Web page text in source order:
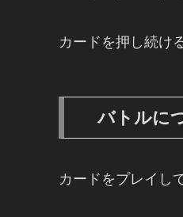
カードを押し続け
バトルに
カードをプレイし